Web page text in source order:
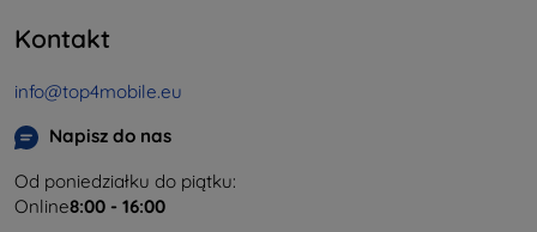
Kontakt
info@top4mobile.eu
Napisz do nas
Od poniedziałku do piątku:
Online8:00 - 16:00